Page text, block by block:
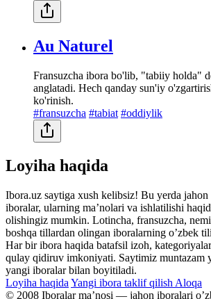
Au Naturel
Fransuzcha ibora bo'lib, "tabiiy holda"
anglatadi. Hech qanday sun'iy
ko'rinish.
#fransuzcha #tabiat #oddiylik
Loyiha haqida
Ibora.uz saytiga xush kelibsiz! Bu yerda
iboralar, ularning maʼnolari va ishlatilishi
olishingiz mumkin. Lotincha, fransuzcha,
boshqa tillardan olingan iboralarning oʼzbek
Har bir ibora haqida batafsil izoh,
qulay qidiruv imkoniyati. Saytimiz muntazam
yangi iboralar bilan boyitiladi.
Loyiha haqida Yangi ibora taklif qilish Aloqa
© 2008 Iboralar maʼnosi — jahon iboralari